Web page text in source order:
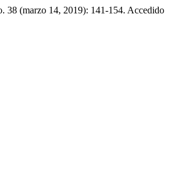
38 (marzo 14, 2019): 141-154. Accedido